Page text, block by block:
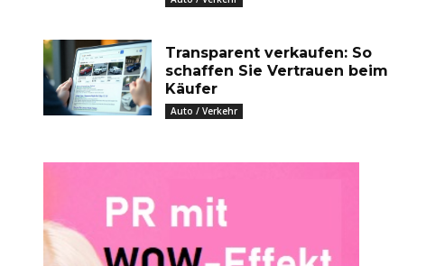
Transparent verkaufen: So
schaffen Sie Vertrauen beim
Käufer
Auto / Verkehr